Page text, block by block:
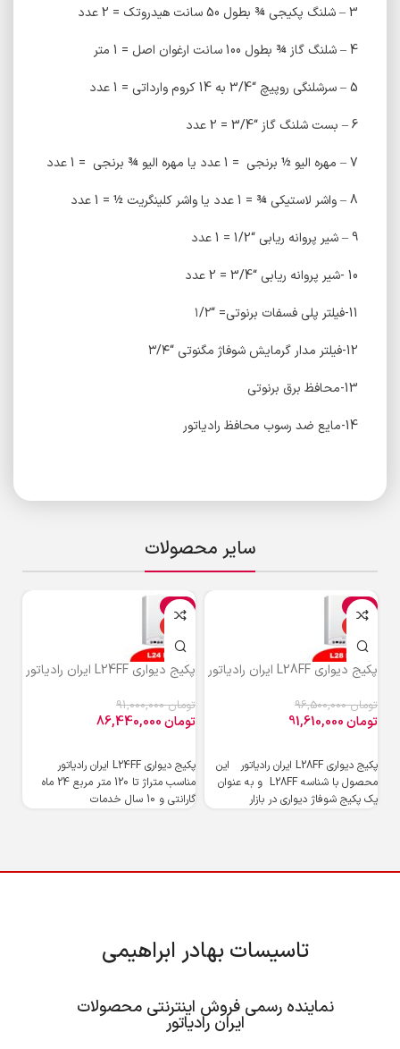
3 – شلنگ پکیجی ¾ بطول 50 سانت هیدروتک = 2 عدد
4 – شلنگ گاز ¾ بطول 100 سانت ارغوان اصل = 1 متر
5 – سرشلنگی روپیچ “3/4 به 14 کروم وارداتی = 1 عدد
6 – بست شلنگ گاز “3/4 = 2 عدد
7 – مهره الیو ½ برنجی = 1 عدد یا مهره الیو ¾ برنجی = 1 عدد
8 – واشر لاستیکی ¾ = 1 عدد یا واشر کلینگریت ½ = 1 عدد
9 – شیر پروانه ریابی “1/2 = 1 عدد
10 -شیر پروانه ریابی “3/4 = 2 عدد
11-فیلتر پلی فسفات برنوتی= “۱/۲
12-فیلتر مدار گرمایش شوفاژ مگنوتی “۳/۴
13-محافظ برق برنوتی
14-مایع ضد رسوب محافظ رادیاتور
سایر محصولات
-5%
پکیج دیواری L28FF ایران رادیاتور
تومان96,500,000
تومان
پکیج دیواری L28FF ایران رادیاتور این
محصول با شناسه L28FF و به ‌عنوان
یک پکیج شوفاژ دیواری در بازار
-5%
پکیج دیواری L24FF ایران رادیاتور
تومان91,000,000
تومان
پکیج دیواری L24FF ایران رادیاتور
مناسب متراژ تا 120 متر مربع 24 ماه
گارانتی و 10 سال خدمات
تاسیسات بهادر ابراهیمی
نماینده رسمی فروش اینترنتی محصولات
ایران رادیاتور